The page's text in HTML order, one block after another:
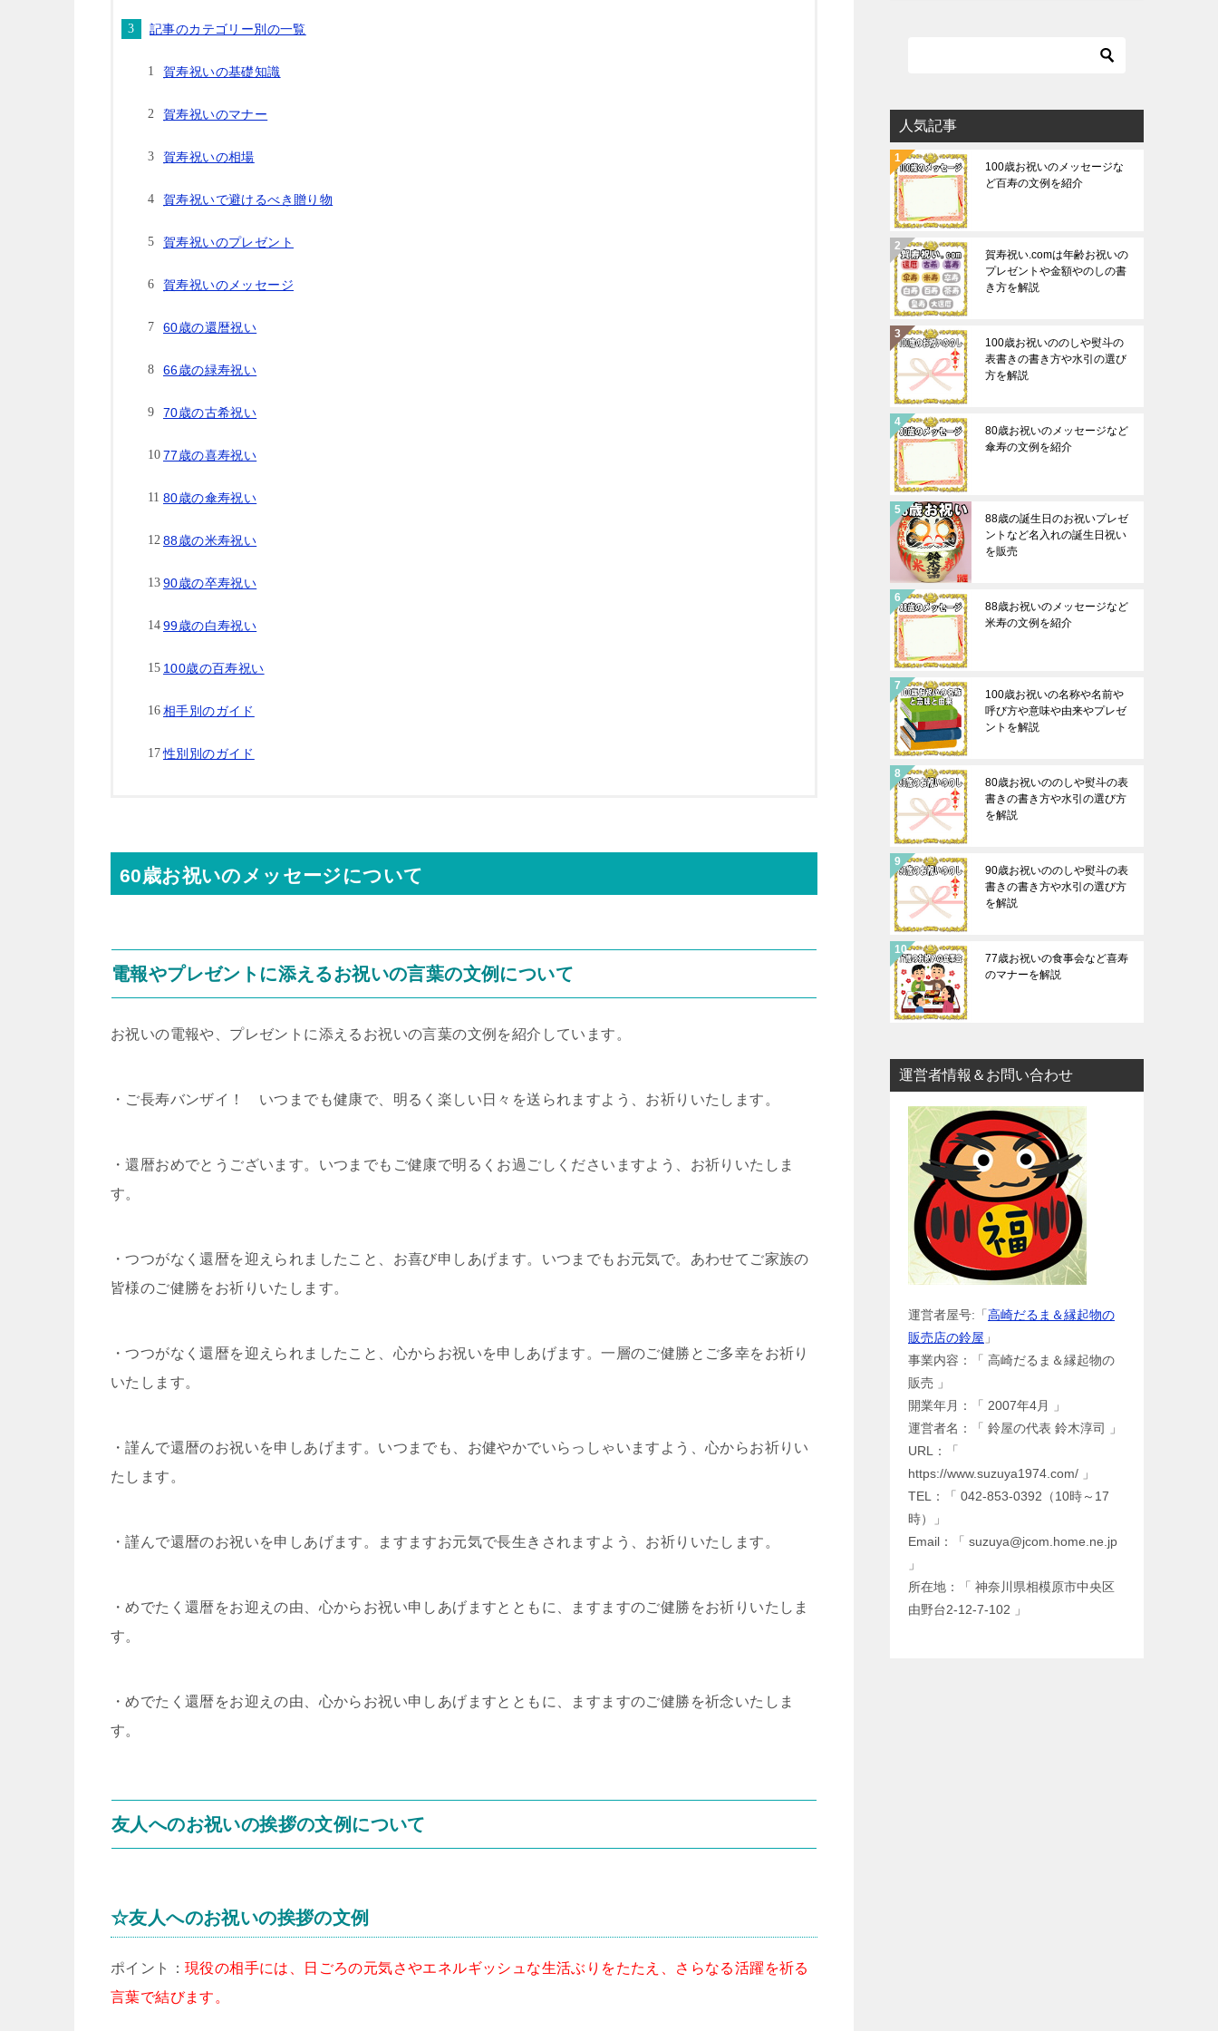
記事のカテゴリー別の一覧
賀寿祝いの基礎知識
賀寿祝いのマナー
賀寿祝いの相場
賀寿祝いで避けるべき贈り物
賀寿祝いのプレゼント
賀寿祝いのメッセージ
60歳の還暦祝い
66歳の緑寿祝い
70歳の古希祝い
77歳の喜寿祝い
80歳の傘寿祝い
88歳の米寿祝い
90歳の卒寿祝い
99歳の白寿祝い
100歳の百寿祝い
相手別のガイド
性別別のガイド
60歳お祝いのメッセージについて
電報やプレゼントに添えるお祝いの言葉の文例について
お祝いの電報や、プレゼントに添えるお祝いの言葉の文例を紹介しています。
・ご長寿バンザイ！ いつまでも健康で、明るく楽しい日々を送られますよう、お祈りいたします。
・還暦おめでとうございます。いつまでもご健康で明るくお過ごしくださいますよう、お祈りいたしま
す。
・つつがなく還暦を迎えられましたこと、お喜び申しあげます。いつまでもお元気で。あわせてご家族の
皆様のご健勝をお祈りいたします。
・つつがなく還暦を迎えられましたこと、心からお祝いを申しあげます。一層のご健勝とご多幸をお祈り
いたします。
・謹んで還暦のお祝いを申しあげます。いつまでも、お健やかでいらっしゃいますよう、心からお祈りい
たします。
・謹んで還暦のお祝いを申しあげます。ますますお元気で長生きされますよう、お祈りいたします。
・めでたく還暦をお迎えの由、心からお祝い申しあげますとともに、ますますのご健勝をお祈りいたしま
す。
・めでたく還暦をお迎えの由、心からお祝い申しあげますとともに、ますますのご健勝を祈念いたしま
す。
友人へのお祝いの挨拶の文例について
☆友人へのお祝いの挨拶の文例
ポイント： 現役の相手には、日ごろの元気さやエネルギッシュな生活ぶりをたたえ、さらなる活躍を祈る
言葉で結びます。
人気記事
100歳お祝いのメッセージな
ど百寿の文例を紹介
賀寿祝い.comは年齢お祝いの
プレゼントや金額やのしの書
き方を解説
100歳お祝いののしや熨斗の
表書きの書き方や水引の選び
方を解説
80歳お祝いのメッセージなど
傘寿の文例を紹介
88歳の誕生日のお祝いプレゼ
ントなど名入れの誕生日祝い
を販売
88歳お祝いのメッセージなど
米寿の文例を紹介
100歳お祝いの名称や名前や
呼び方や意味や由来やプレゼ
ントを解説
80歳お祝いののしや熨斗の表
書きの書き方や水引の選び方
を解説
90歳お祝いののしや熨斗の表
書きの書き方や水引の選び方
を解説
77歳お祝いの食事会など喜寿
のマナーを解説
運営者情報＆お問い合わせ
運営者屋号:「 高崎だるま＆縁起物の
販売店の鈴屋 」
事業内容：「 高崎だるま＆縁起物の
販売 」
開業年月：「 2007年4月 」
運営者名：「 鈴屋の代表 鈴木淳司 」
URL：「
https://www.suzuya1974.com/ 」
TEL：「 042-853-0392（10時～17
時）」
Email：「 suzuya@jcom.home.ne.jp
」
所在地：「 神奈川県相模原市中央区
由野台2-12-7-102 」